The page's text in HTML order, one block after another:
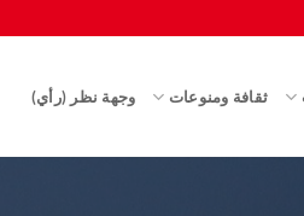
ثقافة ومنوعات وجهة نظر (رأي)